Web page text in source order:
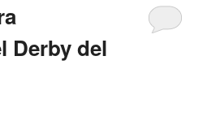
Derby del